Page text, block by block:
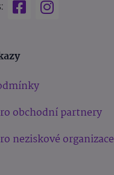
obchodní partnery
neziskové organizace